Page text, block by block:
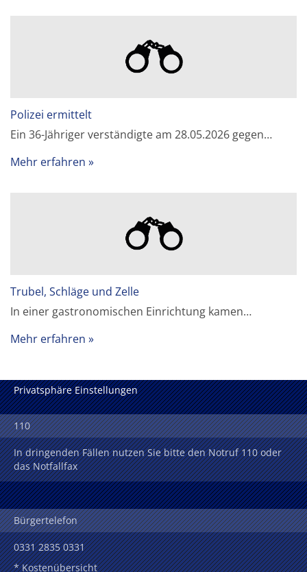
Polizei ermittelt
Ein 36-Jähriger verständigte am 28.05.2026 gegen…
Mehr erfahren
Trubel, Schläge und Zelle
In einer gastronomischen Einrichtung kamen…
Mehr erfahren
Privatsphäre Einstellungen
110
In dringenden Fällen nutzen Sie bitte den Notruf 110 oder
das Notfallfax
Bürgertelefon
0331 2835 0331
* Kostenübersicht